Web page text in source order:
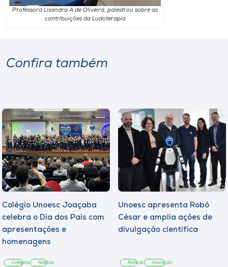
Professora Lisandra A de Oliveira, palestrou sobre as
contribuições da Ludoterapia
Confira também
Colégio Unoesc Joaçaba
celebra o Dia dos Pais com
apresentações e
homenagens
Colégios Notícia
Unoesc apresenta Robô
César e amplia ações de
divulgação científica
Notícia Inovação